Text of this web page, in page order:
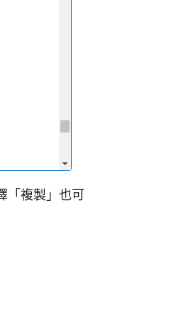
「複製」也可